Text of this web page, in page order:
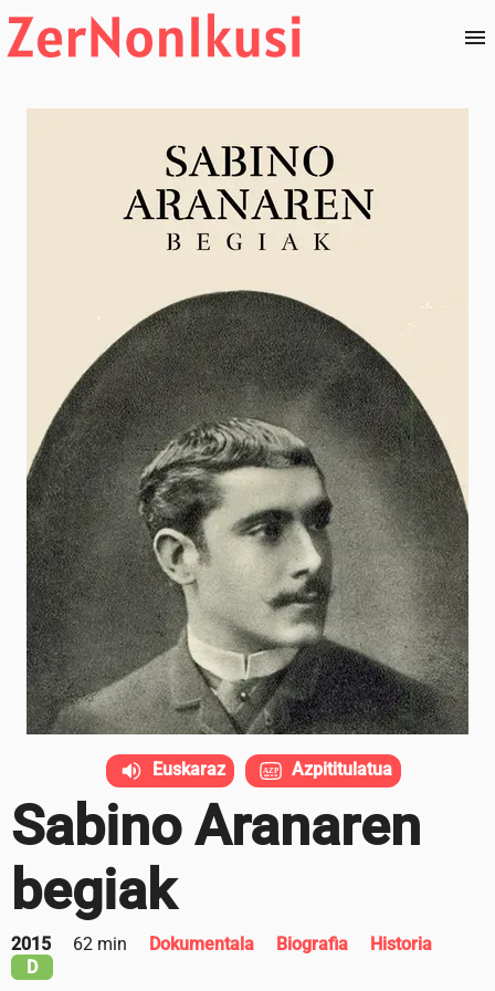
Sabino Aranaren
begiak
2015 62 min Dokumentala Biografia
Historia
D
Euskaraz Azpititulatua